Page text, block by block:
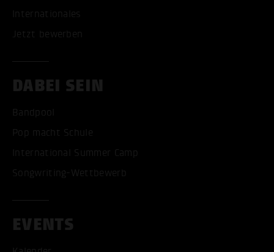
Internationales
Jetzt bewerben
DABEI SEIN
Bandpool
Pop macht Schule
International Summer Camp
Songwriting-Wettbewerb
EVENTS